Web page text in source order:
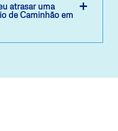
atrasar uma
de Caminhão em